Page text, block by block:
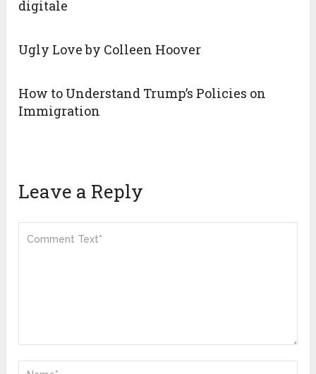
digitale
Ugly Love by Colleen Hoover
How to Understand Trump’s Policies on
Immigration
Leave a Reply